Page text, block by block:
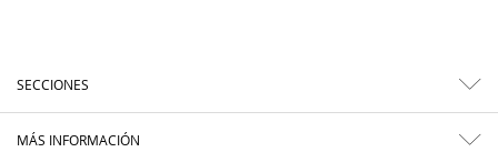
SECCIONES
MÁS INFORMACIÓN